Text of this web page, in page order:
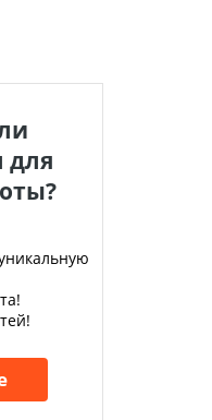
для